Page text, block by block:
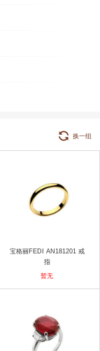
换一组
宝格丽FEDI AN181201 戒
指
暂无